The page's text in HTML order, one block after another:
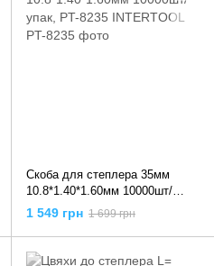
Скоба для степлера 35мм
10.8*1.40*1.60мм 10000шт/
упак, PT-8235 INTERTOOL
1 549 грн 1 699 грн